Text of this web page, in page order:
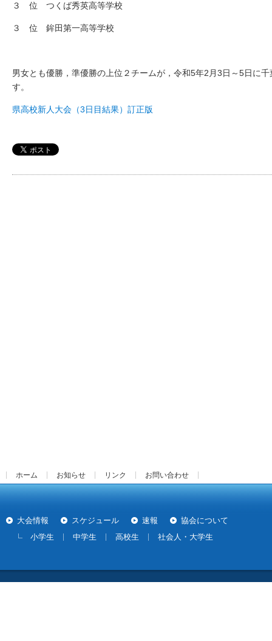
３ 位 つくば秀英高等学校
３ 位 鉾田第一高等学校
男女とも優勝，準優勝の上位２チームが，令和5年2月3日～5日に
す。
県高校新人大会（3日目結果）訂正版
ホーム お知らせ リンク お問い合わせ
大会情報 スケジュール 速報
協会について
小学生
中学生 高校生 社会人・大学生